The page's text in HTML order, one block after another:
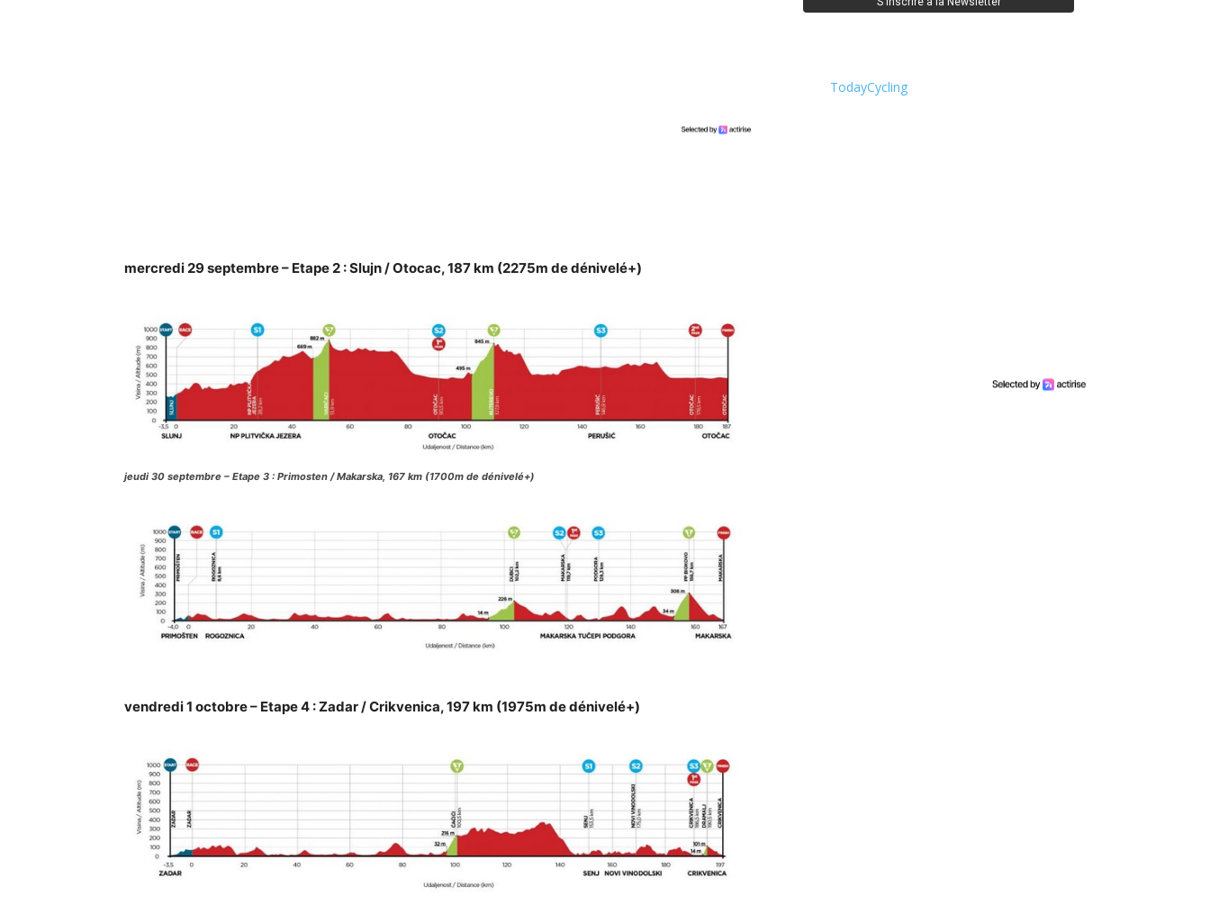
mercredi 29 septembre – Etape 2 : Slujn / Otocac, 187 km (2275m de dénivelé+)
jeudi 30 septembre – Etape 3 : Primosten / Makarska, 167 km (1700m de dénivelé+)
vendredi 1 octobre – Etape 4 : Zadar / Crikvenica, 197 km (1975m de dénivelé+)
TodayCycling